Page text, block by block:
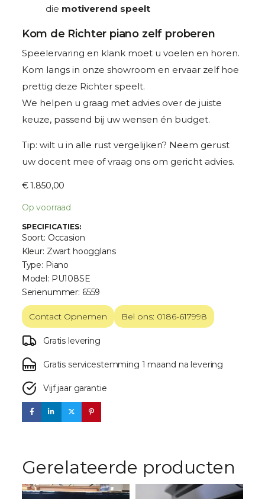
die motiverend speelt
Kom de Richter piano zelf proberen
Speelervaring en klank moet u voelen en horen.
Kom langs in onze showroom en ervaar zelf hoe
prettig deze Richter speelt.
We helpen u graag met advies over de juiste
keuze, passend bij uw wensen én budget.
Tip: wilt u in alle rust vergelijken? Neem gerust
uw docent mee of vraag ons om gericht advies.
€1.850,00
Op voorraad
SPECIFICATIES:
Soort: Occasion
Kleur: Zwart hoogglans
Type: Piano
Model: PU108SE
Serienummer: 6559
Contact Opnemen Bel ons: 0186-617998
Gratis levering
Gratis servicestemming 1 maand na levering
Vijf jaar garantie
Gerelateerde producten